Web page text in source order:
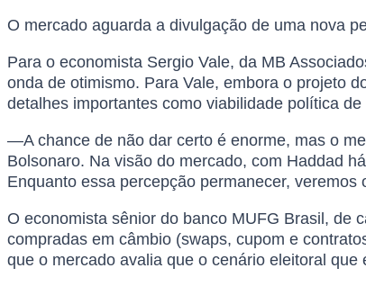
O mercado aguarda a divulgação de uma nova
Para o economista Sergio Vale, da MB
onda de otimismo. Para Vale, embora o projeto
detalhes importantes como viabilidade política
—A chance de não dar certo é enorme, mas o
Bolsonaro. Na visão do mercado, com Haddad
Enquanto essa percepção permanecer,
O economista sênior do banco MUFG Brasil, de
compradas em câmbio (swaps, cupom e
que o mercado avalia que o cenário eleitoral